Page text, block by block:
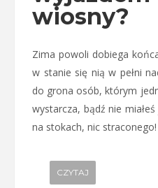
wiosny?
Zima powoli dobiega
w stanie się nią w pełni
do grona osób, którym
wystarcza, bądź nie
na stokach, nic straconego!
CZYTAJ